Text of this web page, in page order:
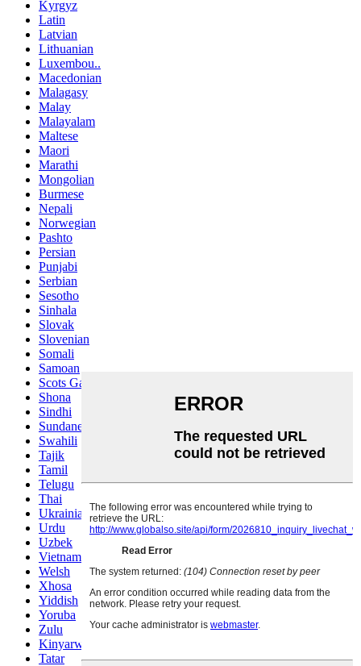
Kyrgyz
Latin
Latvian
Lithuanian
Luxembou..
Macedonian
Malagasy
Malay
Malayalam
Maltese
Maori
Marathi
Mongolian
Burmese
Nepali
Norwegian
Pashto
Persian
Punjabi
Serbian
Sesotho
Sinhala
Slovak
Slovenian
Somali
Samoan
Scots Gaelic
Shona
Sindhi
Sundanese
Swahili
Tajik
Tamil
Telugu
Thai
Ukrainian
Urdu
Uzbek
Vietnamese
Welsh
Xhosa
Yiddish
Yoruba
Zulu
Kinyarwanda
Tatar